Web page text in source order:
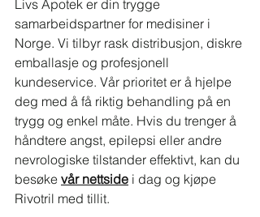
Livs Apotek er din trygge
samarbeidspartner for medisiner i
Norge. Vi tilbyr rask distribusjon, diskre
emballasje og profesjonell
kundeservice. Vår prioritet er å hjelpe
deg med å få riktig behandling på en
trygg og enkel måte. Hvis du trenger å
håndtere angst, epilepsi eller andre
nevrologiske tilstander effektivt, kan du
besøke vår nettside i dag og kjøpe
Rivotril med tillit.